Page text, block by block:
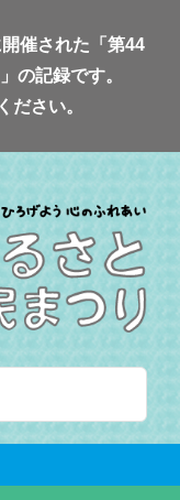
催された「第44
の記録です。
ださい。